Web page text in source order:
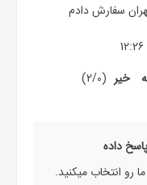
سفارش دادم
خیر (
2/0
)
داده
رو انتخاب میکنید.